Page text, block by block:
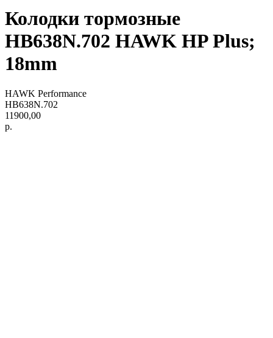
Колодки тормозные
HB638N.702 HAWK HP Plus;
18mm
HAWK Performance
HB638N.702
11900,00
р.